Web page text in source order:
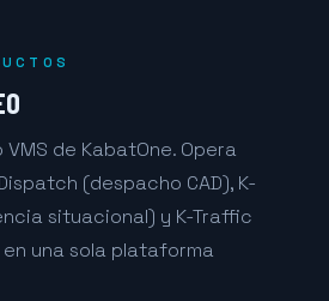
de KabatOne. Opera
(despacho CAD), K-
situacional) y K-Traffic
una sola plataforma